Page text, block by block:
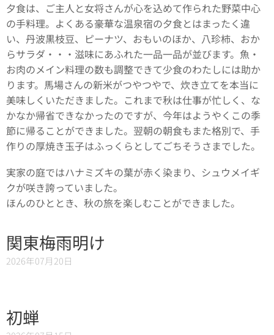
夕食は、ご主人と女将さんが心を込めて作られた野菜中心
の手料理。よくある豪華な温泉宿の夕食とはまったく違
い、丹波黒枝豆、ピーナツ、おもいのほか、八珍柿、おか
らサラダ・・・滋味にあふれた一品一品が並びます。魚・
お肉のメイン料理の数も調整できて少食のわたしには助か
ります。馬場さんの新米がつやつやで、炊き立てを本当に
美味しくいただきました。これまで秋は仕事が忙しく、な
かなか帰省できなかったのですが、今年はようやくこの季
節に帰ることができました。翌朝の朝食もまた格別で、手
作りの厚焼き玉子はふっくらとしてごちそうさまでした。
実家の庭ではハナミズキの葉が赤く染まり、シュウメイギ
クが咲き誇っていました。
ほんのひととき、秋の旅を楽しむことができました。
関東梅雨明け
2026年07月20日
初蝉